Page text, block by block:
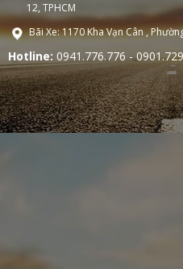
12, TPHCM
Bãi Xe: 1170 Kha Vạn Cân ,
Hotline: 0941.776.776 -